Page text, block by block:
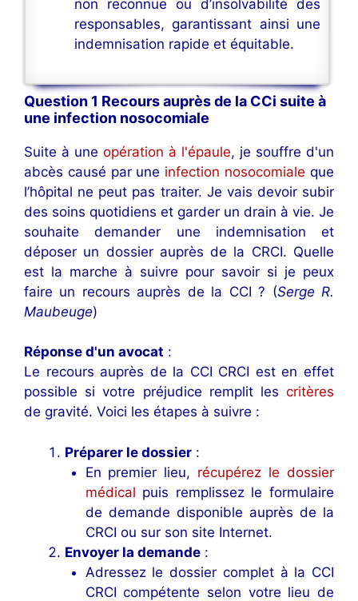
non reconnue ou d’insolvabilité des
responsables, garantissant ainsi une
indemnisation rapide et équitable.
Question 1 Recours auprès de la CCi suite à
une infection nosocomiale
Suite à une opération à l'épaule, je souffre d'un
abcès causé par une infection nosocomiale que
l’hôpital ne peut pas traiter. Je vais devoir subir
des soins quotidiens et garder un drain à vie. Je
souhaite demander une indemnisation et
déposer un dossier auprès de la CRCI. Quelle
est la marche à suivre pour savoir si je peux
faire un recours auprès de la CCI ? (Serge R.
Maubeuge)
Réponse d'un avocat :
Le recours auprès de la CCI CRCI est en effet
possible si votre préjudice remplit les critères
de gravité. Voici les étapes à suivre :
Préparer le dossier :
En premier lieu, récupérez le dossier
médical puis remplissez le formulaire
de demande disponible auprès de la
CRCI ou sur son site Internet.
Envoyer la demande :
Adressez le dossier complet à la CCI
CRCI compétente selon votre lieu de